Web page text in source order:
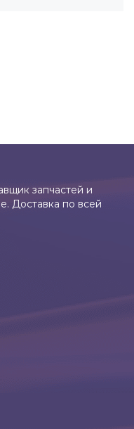
запчастей и
Доставка по всей